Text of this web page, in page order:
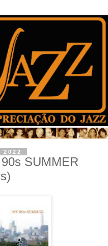
SUMMER